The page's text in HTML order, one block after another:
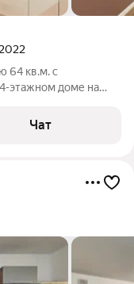
64 кв.м. с
этажном доме на
Чат